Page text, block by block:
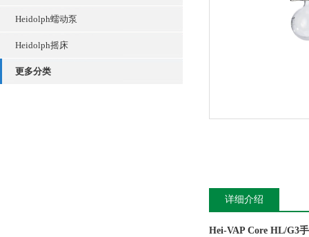
Heidolph蠕动泵
Heidolph摇床
更多分类
详细介绍
Hei-VAP Core HL/G3